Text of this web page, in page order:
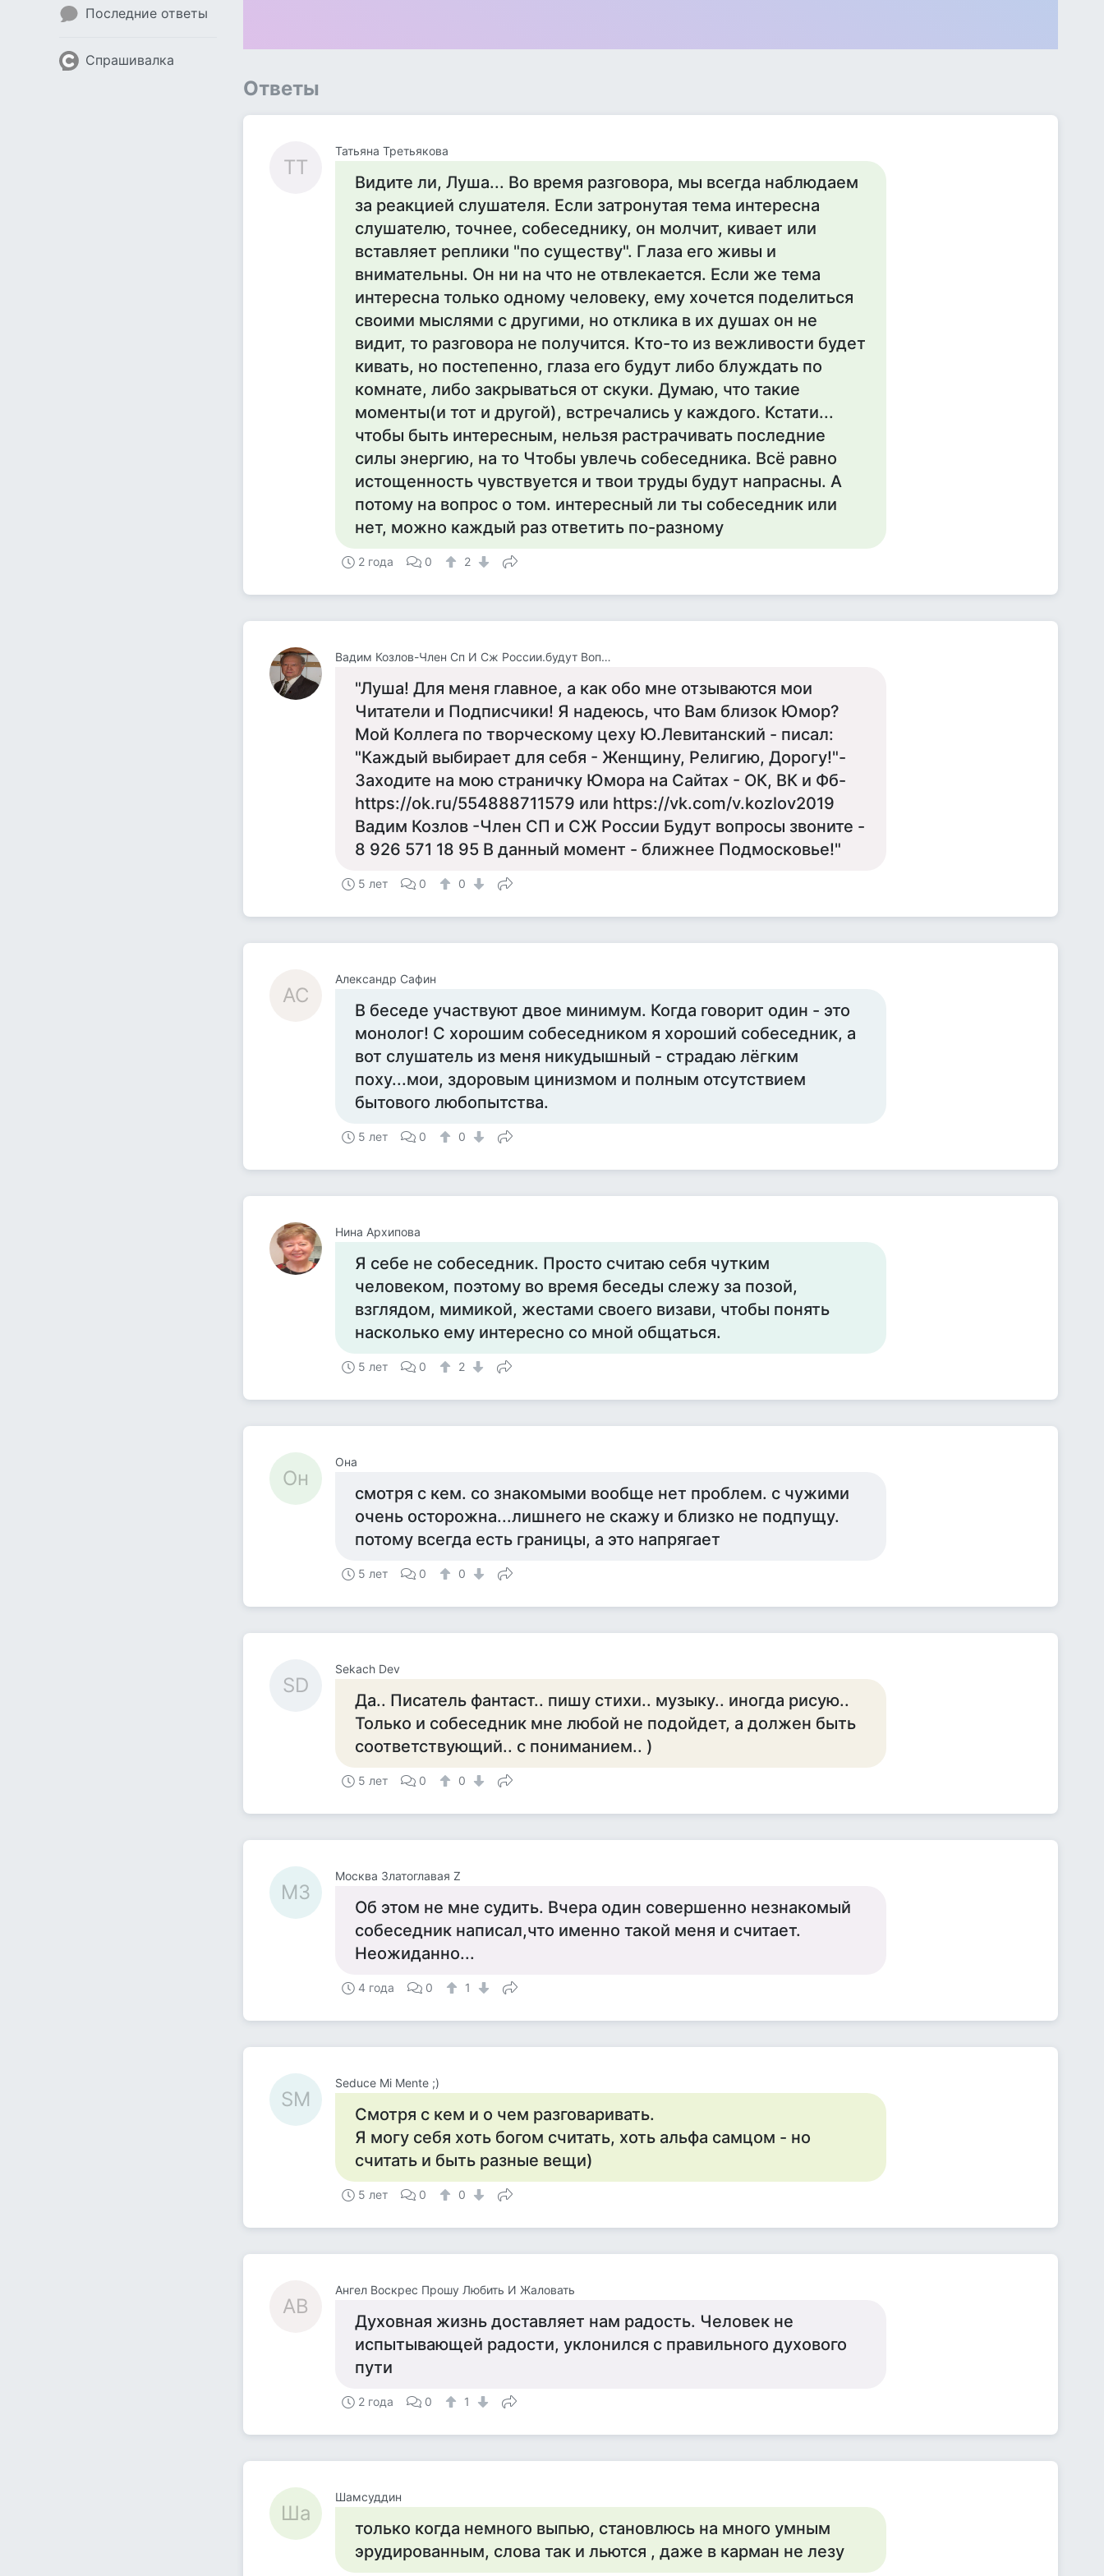
Последние ответы
Спрашивалка
Ответы
ТТ
Татьяна Третьякова
Видите ли, Луша... Во время разговора, мы всегда наблюдаем
за реакцией слушателя. Если затронутая тема интересна
слушателю, точнее, собеседнику, он молчит, кивает или
вставляет реплики "по существу". Глаза его живы и
внимательны. Он ни на что не отвлекается. Если же тема
интересна только одному человеку, ему хочется поделиться
своими мыслями с другими, но отклика в их душах он не
видит, то разговора не получится. Кто-то из вежливости будет
кивать, но постепенно, глаза его будут либо блуждать по
комнате, либо закрываться от скуки. Думаю, что такие
моменты(и тот и другой), встречались у каждого. Кстати...
чтобы быть интересным, нельзя растрачивать последние
силы энергию, на то Чтобы увлечь собеседника. Всё равно
истощенность чувствуется и твои труды будут напрасны. А
потому на вопрос о том. интересный ли ты собеседник или
нет, можно каждый раз ответить по-разному
2 года 0 2
Вадим Козлов-Член Сп И Сж России.будут Вопросы -Звоните 8 926 571 18 95
"Луша! Для меня главное, а как обо мне отзываются мои
Читатели и Подписчики! Я надеюсь, что Вам близок Юмор?
Мой Коллега по творческому цеху Ю.Левитанский - писал:
"Каждый выбирает для себя - Женщину, Религию, Дорогу!"-
Заходите на мою страничку Юмора на Сайтах - ОК, ВК и Фб-
https://ok.ru/554888711579 или https://vk.com/v.kozlov2019
Вадим Козлов -Член СП и СЖ России Будут вопросы звоните -
8 926 571 18 95 В данный момент - ближнее Подмосковье!"
5 лет 0 0
АС
Александр Сафин
В беседе участвуют двое минимум. Когда говорит один - это
монолог! С хорошим собеседником я хороший собеседник, а
вот слушатель из меня никудышный - страдаю лёгким
поху...мои, здоровым цинизмом и полным отсутствием
бытового любопытства.
5 лет 0 0
Нина Архипова
Я себе не собеседник. Просто считаю себя чутким
человеком, поэтому во время беседы слежу за позой,
взглядом, мимикой, жестами своего визави, чтобы понять
насколько ему интересно со мной общаться.
5 лет 0 2
Он
Она
смотря с кем. со знакомыми вообще нет проблем. с чужими
очень осторожна...лишнего не скажу и близко не подпущу.
потому всегда есть границы, а это напрягает
5 лет 0 0
SD
Sekach Dev
Да.. Писатель фантаст.. пишу стихи.. музыку.. иногда рисую..
Только и собеседник мне любой не подойдет, а должен быть
соответствующий.. с пониманием.. )
5 лет 0 0
МЗ
Москва Златоглавая Z
Об этом не мне судить. Вчера один совершенно незнакомый
собеседник написал,что именно такой меня и считает.
Неожиданно...
4 года 0 1
SM
Seduce Mi Mente ;)
Смотря с кем и о чем разговаривать.
Я могу себя хоть богом считать, хоть альфа самцом - но
считать и быть разные вещи)
5 лет 0 0
АВ
Ангел Воскрес Прошу Любить И Жаловать
Духовная жизнь доставляет нам радость. Человек не
испытывающей радости, уклонился с правильного духового
пути
2 года 0 1
Ша
Шамсуддин
только когда немного выпью, становлюсь на много умным
эрудированным, слова так и льются , даже в карман не лезу